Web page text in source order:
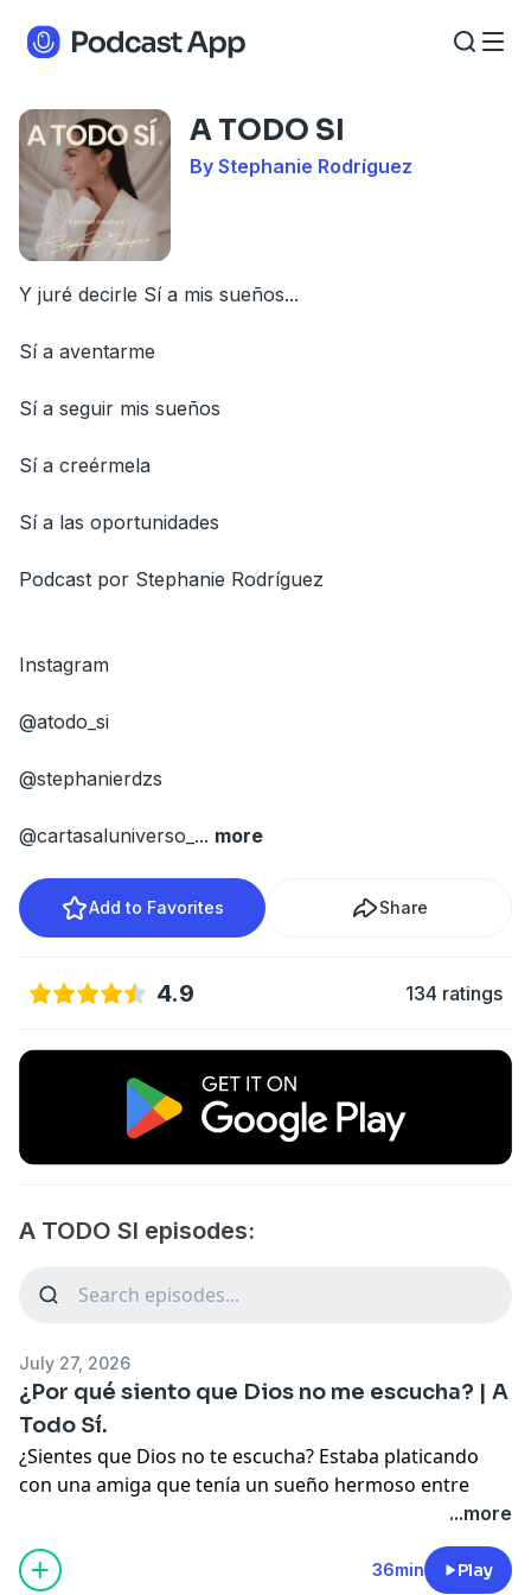
A TODO SI
By Stephanie Rodríguez
Y juré decirle Sí a mis sueños...
Sí a aventarme
Sí a seguir mis sueños
Sí a creérmela
Sí a las oportunidades
Podcast por Stephanie Rodríguez
Instagram
@atodo_si
@stephanierdzs
@cartasaluniverso_ ... more
Add to Favorites Share
4.9 134 ratings
A TODO SI episodes:
July 27, 2026
⁠¿Por qué siento que Dios no me escucha? | A
Todo Sí.
¿Sientes que Dios no te escucha? Estaba platicando
con una amiga que tenía un sueño hermoso entre
manos, y cuando le dije que se lo contara a Dios, me
respondió: "fíjate que no, es que siento que no me
escucha". Y no fue la primera vez que lo escucho. Hay
...more
36min Play